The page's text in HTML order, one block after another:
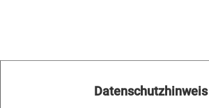
Datenschutzhinweis